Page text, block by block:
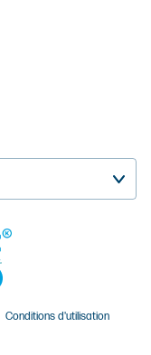
Conditions d'utilisation